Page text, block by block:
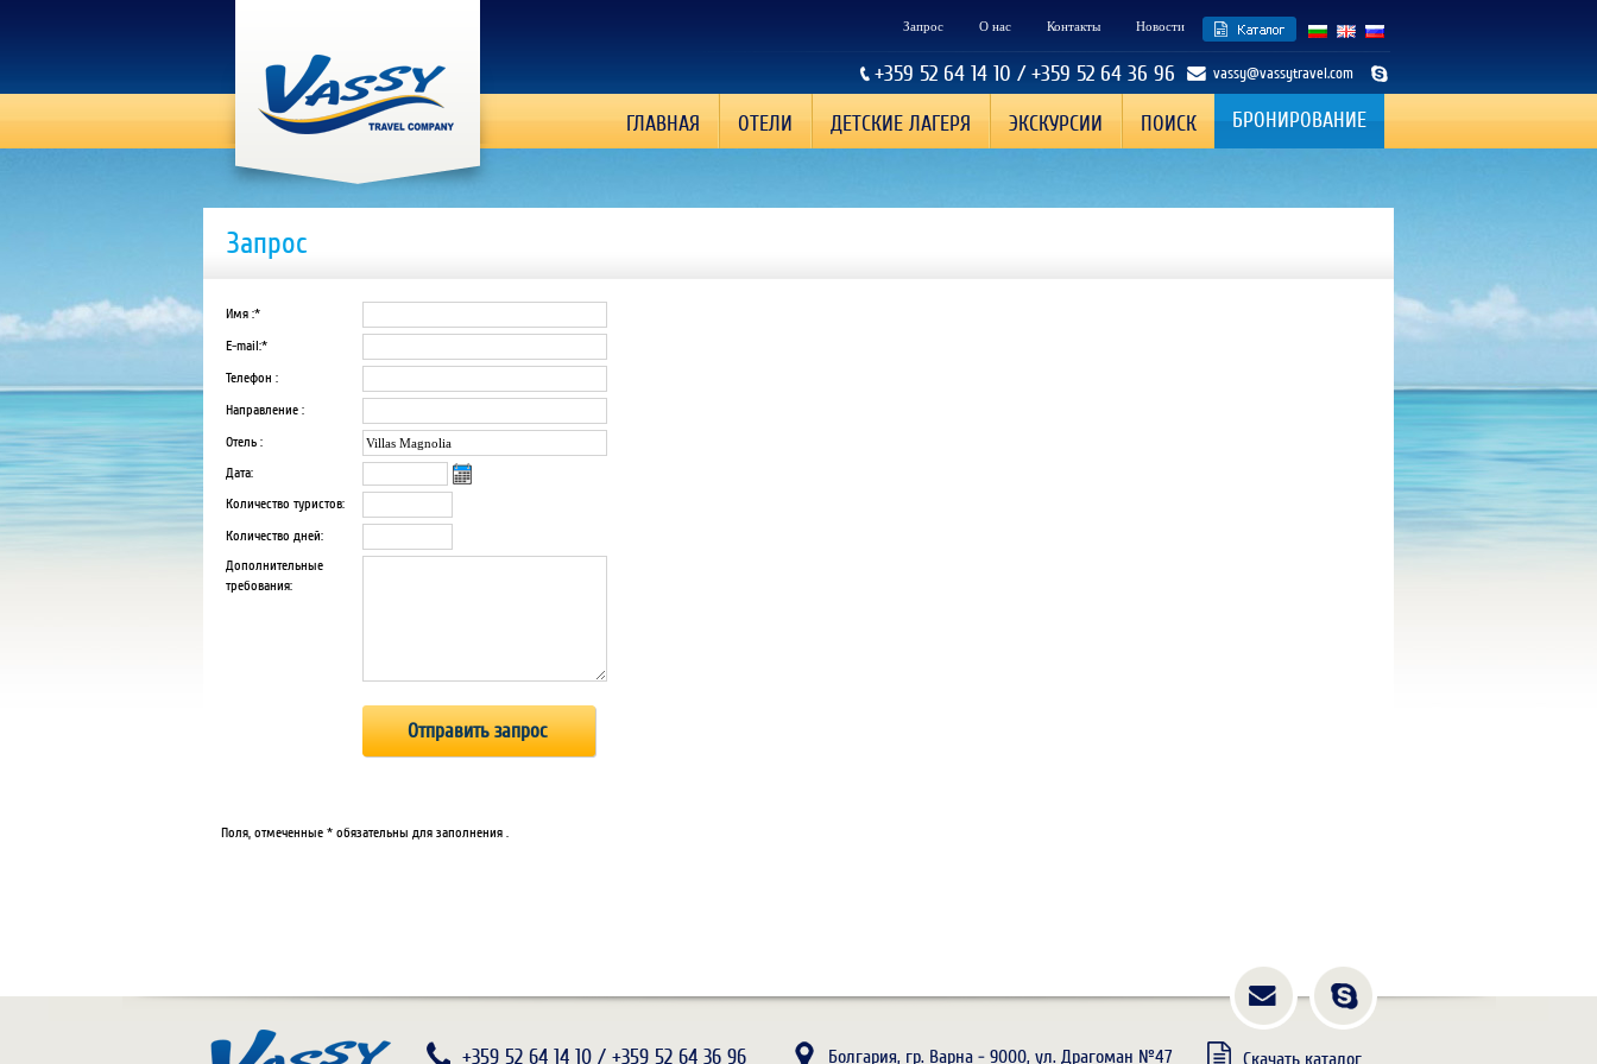
Запрос О нас Контакты Новости
vassy@vassytravel.com
+359 52 64 14 10 / +359 52 64 36 96
ГЛАВНАЯ
ОТЕЛИ ДЕТСКИЕ ЛАГЕРЯ ЭКСКУРСИИ ПОИСК БРОНИРОВАНИЕ
Запрос
Имя :*
E-mail:*
Телефон :
Направление :
Отель :
Дата:
Количество туристов:
Количество дней:
Дополнительные
требования:
Поля, отмеченные * обязательны для заполнения .
+359 52 64 14 10 / +359 52 64 36 96 Болгария, гр. Варна - 9000, ул. Драгоман №47 Скачать каталог